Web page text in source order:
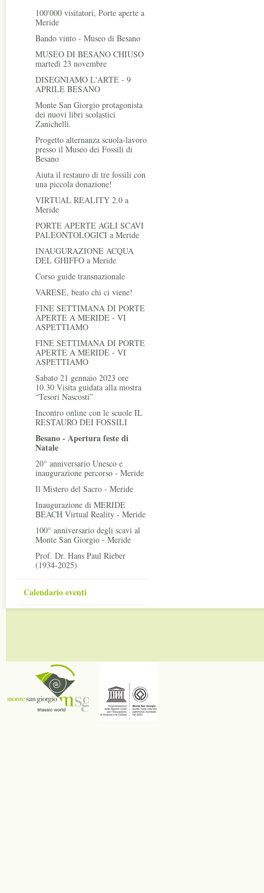
100'000 visitatori, Porte aperte a
Meride
Bando vinto - Museo di Besano
MUSEO DI BESANO CHIUSO
martedì 23 novembre
DISEGNIAMO L'ARTE - 9
APRILE BESANO
Monte San Giorgio protagonista
dei nuovi libri scolastici
Zanichelli.
Progetto alternanza scuola-lavoro
presso il Museo dei Fossili di
Besano
Aiuta il restauro di tre fossili con
una piccola donazione!
VIRTUAL REALITY 2.0 a
Meride
PORTE APERTE AGLI SCAVI
PALEONTOLOGICI a Meride
INAUGURAZIONE ACQUA
DEL GHIFFO a Meride
Corso guide transnazionale
VARESE, beato chi ci viene!
FINE SETTIMANA DI PORTE
APERTE A MERIDE - VI
ASPETTIAMO
FINE SETTIMANA DI PORTE
APERTE A MERIDE - VI
ASPETTIAMO
Sabato 21 gennaio 2023 ore
10.30 Visita guidata alla mostra
“Tesori Nascosti”
Incontro online con le scuole IL
RESTAURO DEI FOSSILI
Besano - Apertura feste di
Natale
20° anniversario Unesco e
inaugurazione percorso - Meride
Il Mistero del Sacro - Meride
Inaugurazione di MERIDE
BEACH Virtual Reality - Meride
100° anniversario degli scavi al
Monte San Giorgio - Meride
Prof. Dr. Hans Paul Rieber
(1934-2025)
Calendario eventi